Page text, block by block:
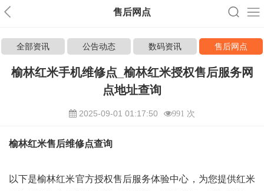
售后网点
全部资讯 公告动态 数码资讯 售后网点
榆林红米手机维修点_榆林红米授权售后服务网
点地址查询
2025-09-01 01:17:50 991 次
榆林红米售后维修点查询
以下是榆林红米官方授权售后服务体验中心，为您提供红米